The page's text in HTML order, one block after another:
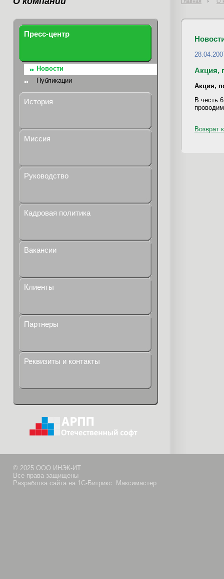
Пресс-центр
Новости
Публикации
История
Миссия
Руководство
Кадровая политика
Вакансии
Клиенты
Партнеры
Реквизиты и контакты
Акция,
Акция,
В честь
Возврат
© 2025 ООО ИНЭК-ИТ
Все права защищены
Разработка сайта на 1С-Битрикс: Максимастер